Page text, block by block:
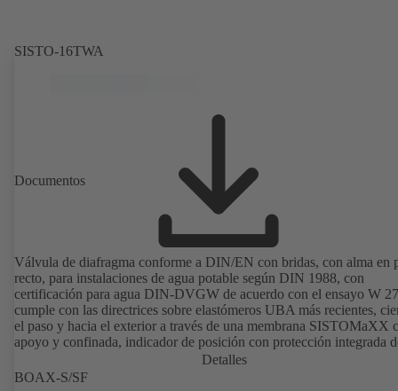
SISTO-16TWA
Documentos
Válvula de diafragma conforme a DIN/EN con bridas, con alma en
recto, para instalaciones de agua potable según DIN 1988, con
certificación para agua DIN-DVGW de acuerdo con el ensayo W
cumple con las directrices sobre elastómeros UBA más recientes,
el paso y hacia el exterior a través de una membrana SISTOMaXX
apoyo y confinada, indicador de posición con protección integrada
husillo, los componentes funcionales sin contacto con el fluido de
operación no requieren mantenimiento.
Detalles
BOAX-S/SF